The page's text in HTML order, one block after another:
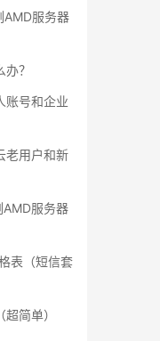
AMD服务器
？
账号和企业
老用户和新
服务器
表（短信套
简单）